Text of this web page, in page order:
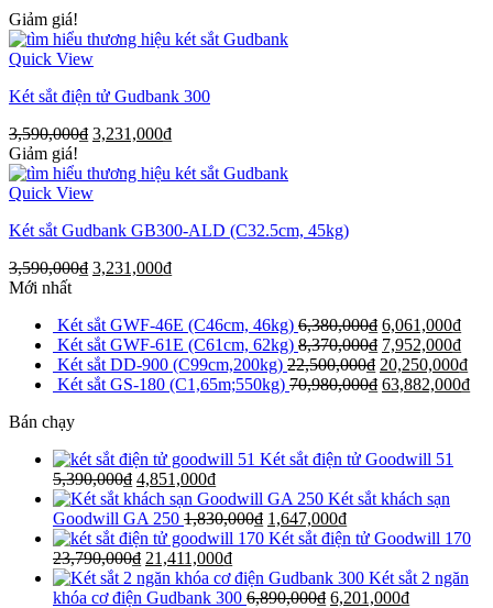
Giảm giá!
Quick View
Két sắt điện tử Gudbank 300
3,590,000₫ 3,231,000₫
Giảm giá!
Quick View
Két sắt Gudbank GB300-ALD (C32.5cm, 45kg)
3,590,000₫ 3,231,000₫
Mới nhất
Két sắt GWF-46E (C46cm, 46kg) 6,380,000₫ 6,061,000₫
Két sắt GWF-61E (C61cm, 62kg) 8,370,000₫ 7,952,000₫
Két sắt DD-900 (C99cm,200kg) 22,500,000₫ 20,250,000₫
Két sắt GS-180 (C1,65m;550kg) 70,980,000₫ 63,882,000₫
Bán chạy
Két sắt điện tử Goodwill 51
5,390,000₫ 4,851,000₫
Két sắt khách sạn
Goodwill GA 250 1,830,000₫ 1,647,000₫
Két sắt điện tử Goodwill 170
23,790,000₫ 21,411,000₫
Két sắt 2 ngăn
khóa cơ điện Gudbank 300 6,890,000₫ 6,201,000₫